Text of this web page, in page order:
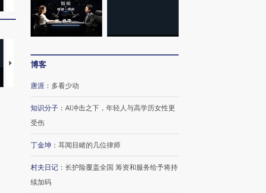
心“花钱找虐”？
毒品
【推广】走进第四届链博
博客
唐涯 ： 多看少动
知识分子 ： AI冲击之下，年轻人与高学历女性更
受伤
丁金坤 ： 耳闻目睹的几位律师
村夫日记 ： 长护险覆盖全国 筹资和服务给予将持
续加码